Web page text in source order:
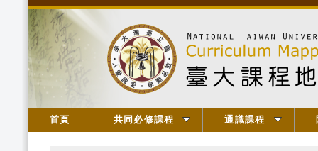
首頁 共同必修課程 通識課程